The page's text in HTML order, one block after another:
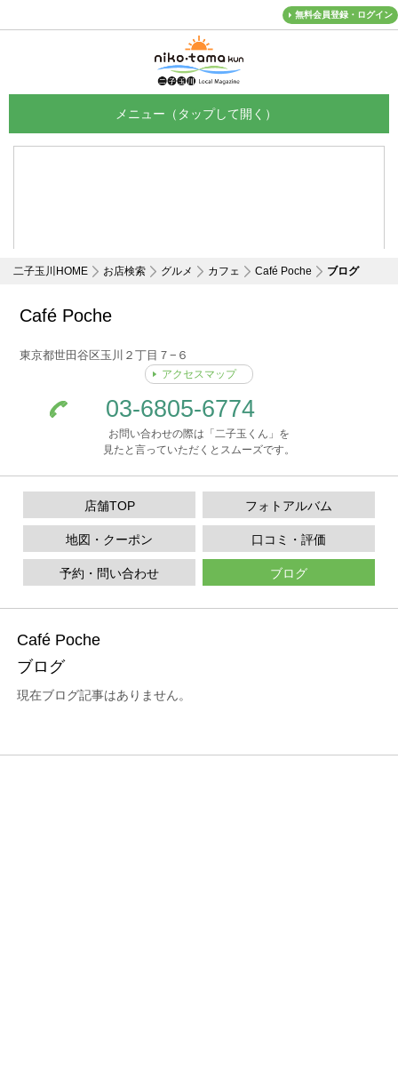
無料会員登録・ログイン
二子玉川HOME お店検索 グルメ カフェ Café Poche ブログ
Café Poche
東京都世田谷区玉川２丁目７−６
アクセスマップ
03-6805-6774
お問い合わせの際は「二子玉くん」を
見たと言っていただくとスムーズです。
店舗TOP フォトアルバム
口コミ・評価
地図・クーポン
ブログ
予約・問い合わせ
Café Poche
ブログ
現在ブログ記事はありません。
メニュー